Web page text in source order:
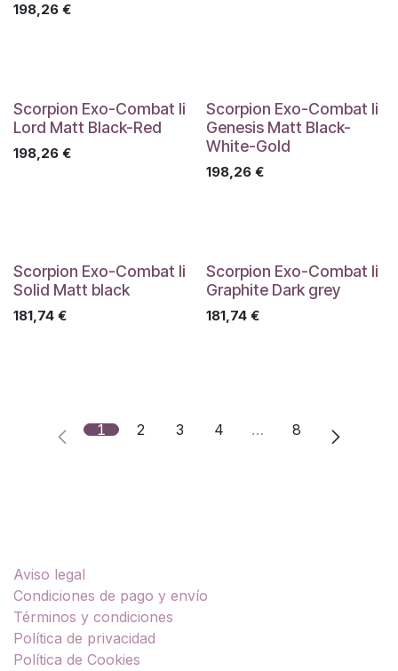
198,26 €
Scorpion Exo-Combat Ii
Lord Matt Black-Red
198,26 €
Scorpion Exo-Combat Ii
Genesis Matt Black-
White-Gold
198,26€
Scorpion Exo-Combat Ii
Solid Matt black
181,74 €
Scorpion Exo-Combat Ii
Graphite Dark grey
181,74€
1 2 3 4 … 8
Aviso legal
Condiciones de pago y envío
Términos y condiciones
Política de privacidad
Política de Cookies